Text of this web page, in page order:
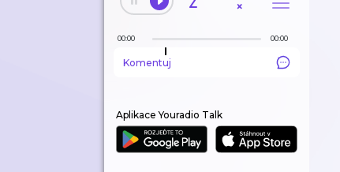
×
00:00 00:00
Komentuj
Aplikace Youradio Talk